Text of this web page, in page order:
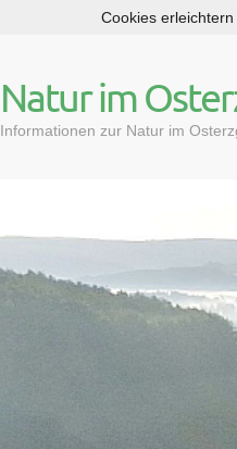
p
t
e
Natur im
Informationen zur Natur im
Cookies